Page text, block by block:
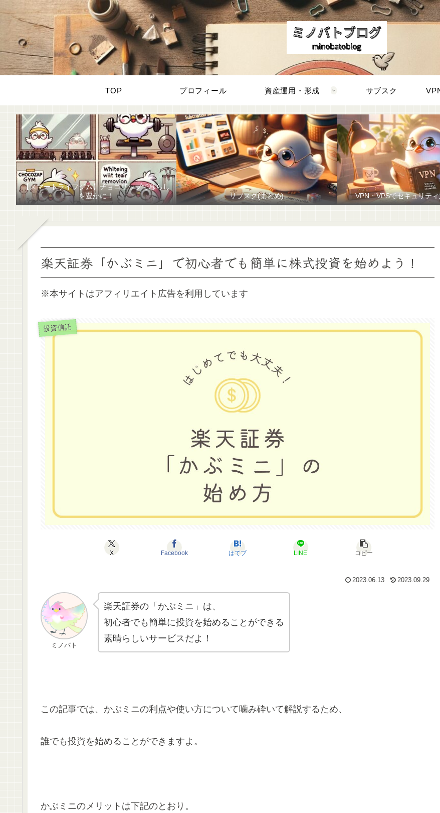
TOP プロフィール 資産運用・形成 サブスク
【スマートライフジム】チョコザップで暮らし
を豊かに！
サブスク(まとめ) VPN・VPSでセキュリテ
楽天証券「かぶミニ」で初心者でも簡単に株式投資を始めよう！
※本サイトはアフィリエイト広告を利用しています
投資信託
X Facebook はてブ LINE コピー
2023.06.13 2023.09.29
ミノバト
楽天証券の「かぶミニ」は、
初心者でも簡単に投資を始めることができる
素晴らしいサービスだよ！
この記事では、かぶミニの利点や使い方について噛み砕いて解説するため、
誰でも投資を始めることができますよ。
かぶミニのメリットは下記のとおり。